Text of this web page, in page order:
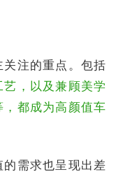
注的重点。包括
，以及兼顾美学
都成为高颜值车
需求也呈现出差